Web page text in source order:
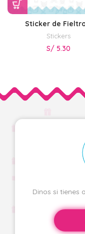
Sticker de
Stickers
S/ 5.30
Dinos si tienes